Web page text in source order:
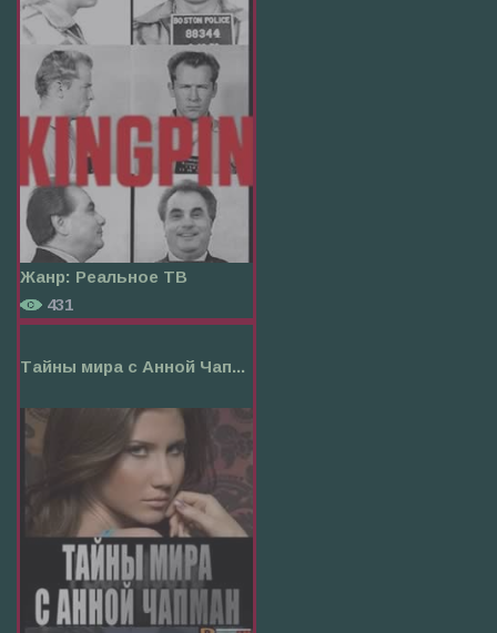
Жанр: Реальное ТВ
431
Тайны мира с Анной Чап...